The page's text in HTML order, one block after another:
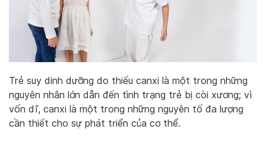
Trẻ suy dinh dưỡng do thiếu canxi là một trong những
nguyên nhân lớn dẫn đến tình trạng trẻ bị còi xương; vì
vốn dĩ, canxi là một trong những nguyên tố đa lượng
cần thiết cho sự phát triển của cơ thể.